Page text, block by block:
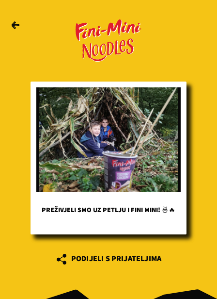
PREŽIVJELI SMO UZ PETLJU I FINI MINI! 🍜🔥
PODIJELI S PRIJATELJIMA